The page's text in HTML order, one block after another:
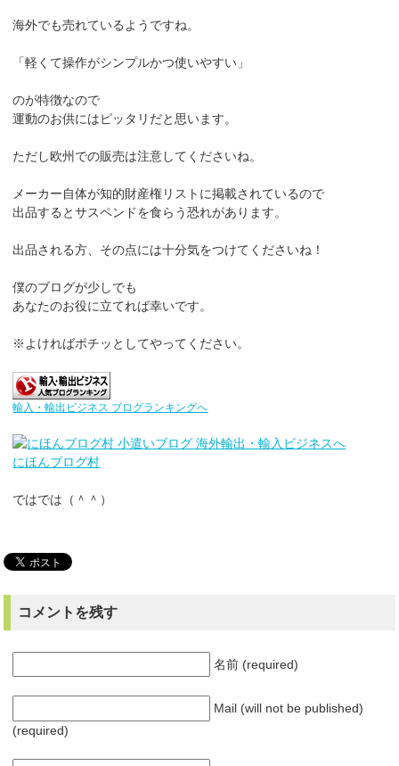
海外でも売れているようですね。
「軽くて操作がシンプルかつ使いやすい」
のが特徴なので
運動のお供にはピッタリだと思います。
ただし欧州での販売は注意してくださいね。
メーカー自体が知的財産権リストに掲載されているので
出品するとサスペンドを食らう恐れがあります。
出品される方、その点には十分気をつけてくださいね！
僕のブログが少しでも
あなたのお役に立てれば幸いです。
※よければポチッとしてやってください。
輸入・輸出ビジネス ブログランキングへ
にほんブログ村
ではでは（＾＾）
コメントを残す
名前 (required)
Mail (will not be published)
(required)